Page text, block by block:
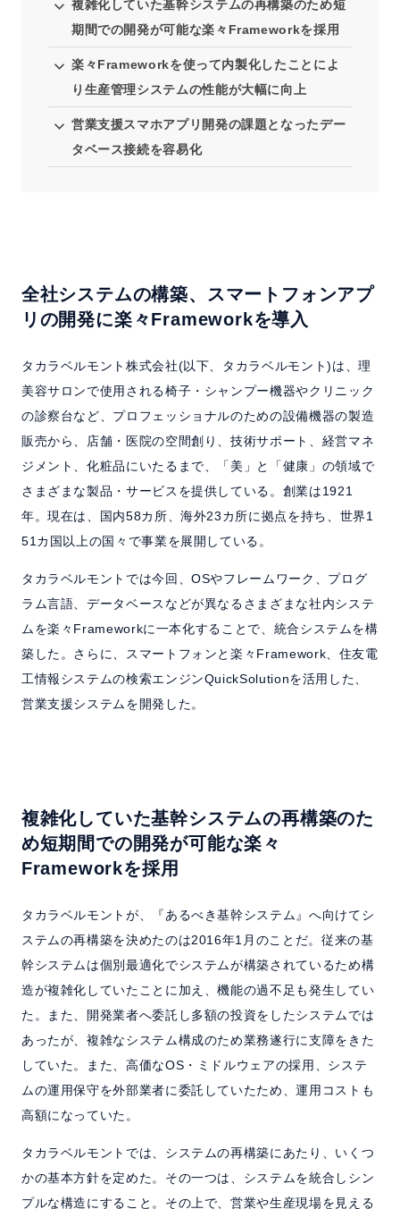
複雑化していた基幹システムの再構築のため短
期間での開発が可能な楽々Frameworkを採用
楽々Frameworkを使って内製化したことによ
り生産管理システムの性能が大幅に向上
営業支援スマホアプリ開発の課題となったデー
タベース接続を容易化
全社システムの構築、スマートフォンアプ
リの開発に楽々Frameworkを導入
タカラベルモント株式会社(以下、タカラベルモント)は、理
美容サロンで使用される椅子・シャンプー機器やクリニック
の診察台など、プロフェッショナルのための設備機器の製造
販売から、店舗・医院の空間創り、技術サポート、経営マネ
ジメント、化粧品にいたるまで、「美」と「健康」の領域で
さまざまな製品・サービスを提供している。創業は1921
年。現在は、国内58カ所、海外23カ所に拠点を持ち、世界1
51カ国以上の国々で事業を展開している。
タカラベルモントでは今回、OSやフレームワーク、プログ
ラム言語、データベースなどが異なるさまざまな社内システ
ムを楽々Frameworkに一本化することで、統合システムを構
築した。さらに、スマートフォンと楽々Framework、住友電
工情報システムの検索エンジンQuickSolutionを活用した、
営業支援システムを開発した。
複雑化していた基幹システムの再構築のた
め短期間での開発が可能な楽々
Frameworkを採用
タカラベルモントが、『あるべき基幹システム』へ向けてシ
ステムの再構築を決めたのは2016年1月のことだ。従来の基
幹システムは個別最適化でシステムが構築されているため構
造が複雑化していたことに加え、機能の過不足も発生してい
た。また、開発業者へ委託し多額の投資をしたシステムでは
あったが、複雑なシステム構成のため業務遂行に支障をきた
していた。また、高価なOS・ミドルウェアの採用、システ
ムの運用保守を外部業者に委託していたため、運用コストも
高額になっていた。
タカラベルモントでは、システムの再構築にあたり、いくつ
かの基本方針を定めた。その一つは、システムを統合しシン
プルな構造にすること。その上で、営業や生産現場を見える